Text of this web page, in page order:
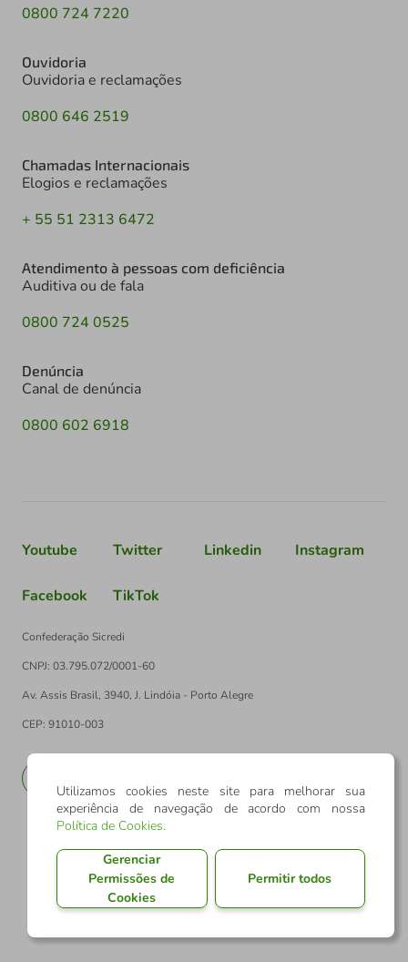
0800 724 7220
Ouvidoria
Ouvidoria e reclamações
0800 646 2519
Chamadas Internacionais
Elogios e reclamações
+ 55 51 2313 6472
Atendimento à pessoas com deficiência
Auditiva ou de fala
0800 724 0525
Denúncia
Canal de denúncia
0800 602 6918
Youtube Twitter Linkedin Instagram
Facebook TikTok
Confederação Sicredi
CNPJ: 03.795.072/0001-60
Av. Assis Brasil, 3940, J. Lindóia - Porto Alegre
CEP: 91010-003
Utilizamos cookies neste site para melhorar sua
experiência de navegação de acordo com nossa
Política de Cookies.
Gerenciar
Permissões de
Cookies
Permitir todos